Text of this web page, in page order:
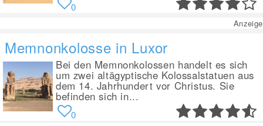
0
Anzeige
Memnonkolosse in Luxor
Bei den Memnonkolossen handelt es sich
um zwei altägyptische Kolossalstatuen aus
dem 14. Jahrhundert vor Christus. Sie
befinden sich in...
0